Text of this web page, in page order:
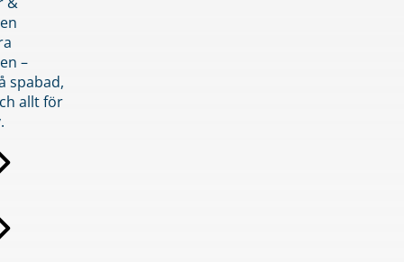
–
spabad,
allt för